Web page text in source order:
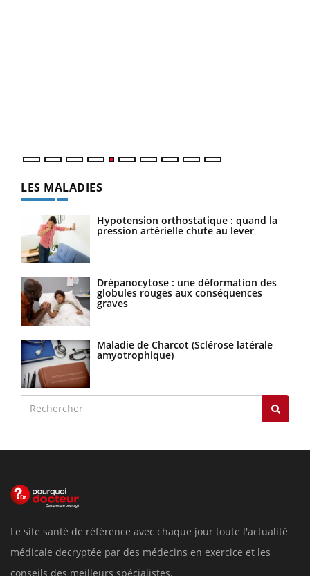
LES MALADIES
Hypotension orthostatique : quand la
pression artérielle chute au lever
Drépanocytose : une déformation des
globules rouges aux conséquences
graves
Maladie de Charcot (Sclérose latérale
amyotrophique)
Le site santé de référence avec chaque jour toute l'actualité
médicale decryptée par des médecins en exercice et les
conseils des meilleurs spécialistes.